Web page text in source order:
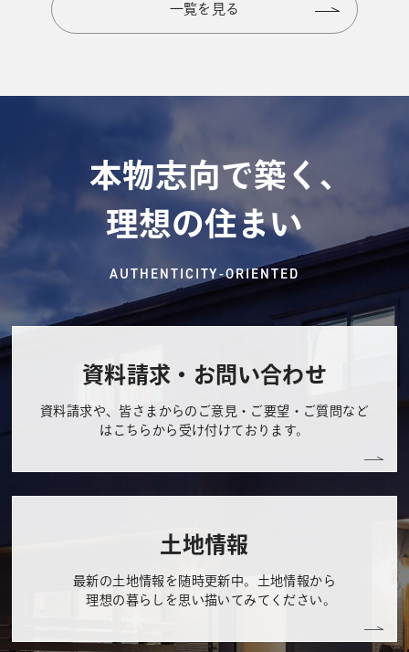
一覧を見る
本物志向で築く、
理想の住まい
AUTHENTICITY-ORIENTED
資料請求・お問い合わせ
資料請求や、皆さまからのご意見・ご要望・ご質問など
はこちらから受け付けております。
土地情報
最新の土地情報を随時更新中。土地情報から
理想の暮らしを思い描いてみてください。